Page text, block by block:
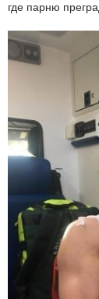
где парню